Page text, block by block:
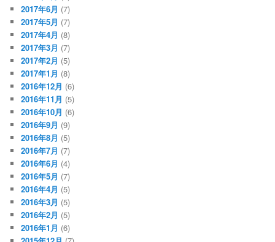
2017年6月 (7)
2017年5月 (7)
2017年4月 (8)
2017年3月 (7)
2017年2月 (5)
2017年1月 (8)
2016年12月 (6)
2016年11月 (5)
2016年10月 (6)
2016年9月 (9)
2016年8月 (5)
2016年7月 (7)
2016年6月 (4)
2016年5月 (7)
2016年4月 (5)
2016年3月 (5)
2016年2月 (5)
2016年1月 (6)